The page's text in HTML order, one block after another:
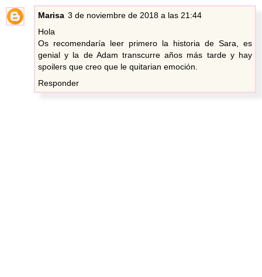
Marisa 3 de noviembre de 2018 a las 21:44
Hola
Os recomendaría leer primero la historia de Sara, es
genial y la de Adam transcurre años más tarde y hay
spoilers que creo que le quitarian emoción.
Responder